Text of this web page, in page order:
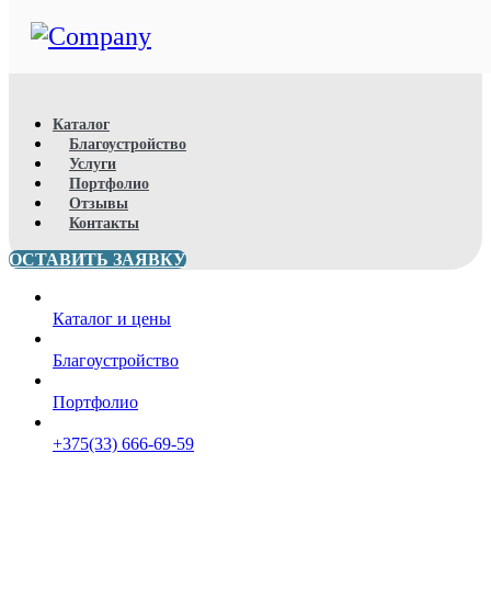
Каталог
Благоустройство
Услуги
Портфолио
Отзывы
Контакты
ОСТАВИТЬ ЗАЯВКУ
Каталог и цены
Благоустройство
Портфолио
+375(33) 666-69-59